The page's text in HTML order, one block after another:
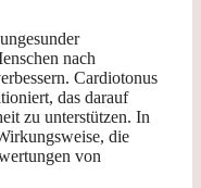
nach
Cardiotonus
das darauf
zu unterstützen. In
die
von